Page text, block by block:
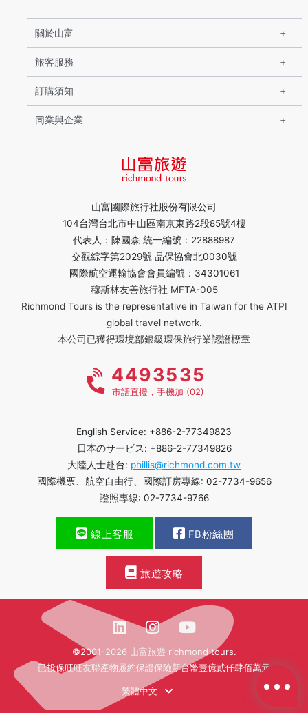
山富國際旅行社股份有限公司
104台灣台北市中山區南京東路2段85號4樓
代表人：陳國森 統一編號：22888987
交觀綜字第2029號 品保協會北0030號
國際航空運輸協會會員編號：34301061
穆斯林友善旅行社 MFTA-005
Richmond Tours is the representative in Taiwan for the ATPI
global travel network.
本公司已獲得環境部銀級環保旅行業認證標章
關於山富
旅客服務
訂購須知
同業與企業
4493535
市話直撥，手機加 (02)
English Service: +886-2-77349823
日本のサービス: +886-2-77349826
大陸人士赴台: phillis@richmond.com.tw
國際機票、航空自由行、國際訂房專線: 02-7734-9656
證照專線: 02-7734-9766
線上客服 FB粉絲團
旅遊攻略
©2001-2026 山富旅遊 richmond tours.
已投保旺旺友聯產物履約保證保險新台幣壹億貳仟肆佰萬元
繁體中文